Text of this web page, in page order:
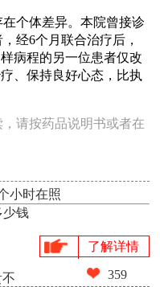
个体差异。本院曾接诊
经6个月联合治疗后，
病程的另一位患者仅改
、保持良好心态，比执
请按药品说明书或者在
小时在照
少钱
了解详情
359